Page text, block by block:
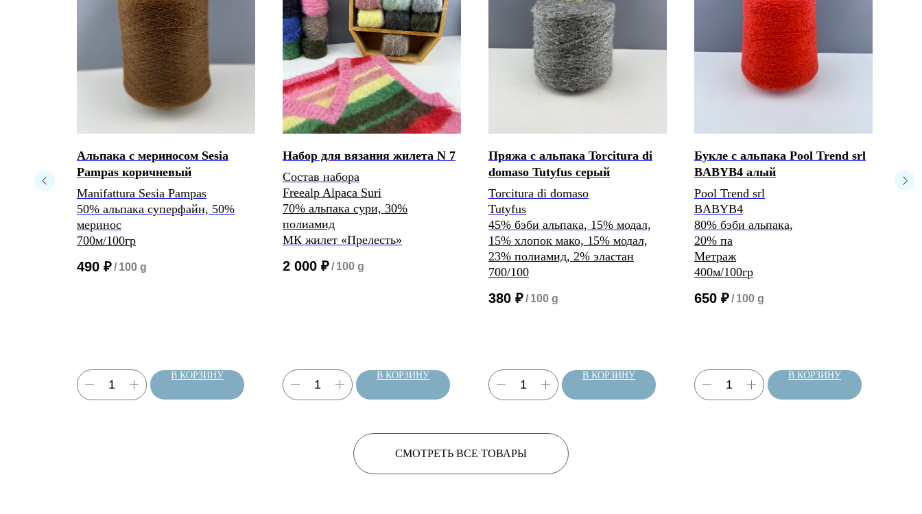
Альпака с мериносом Sesia
Pampas коричневый
Manifattura Sesia Pampas
50% альпака суперфайн, 50%
меринос
700м/100гр
490 ₽/ 100 g
В КОРЗИНУ
Набор для вязания жилета N 7
Состав набора
Freealp Alpaca Suri
70% альпака сури, 30%
полиамид
МК жилет «Прелесть»
2 000 ₽/ 100 g
В КОРЗИНУ
Пряжа с альпака Torcitura di
domaso Tutyfus серый
Torcitura di domaso
Tutyfus
45% бэби альпака, 15% модал,
15% хлопок мако, 15% модал,
23% полиамид, 2% эластан
700/100
380 ₽/ 100 g
В КОРЗИНУ
Букле с альпака Pool Trend srl
BABYB4 алый
Pool Trend srl
BABYB4
80% бэби альпака,
20% па
Метраж
400м/100гр
650 ₽/ 100 g
В КОРЗИНУ
СМОТРЕТЬ ВСЕ ТОВАРЫ